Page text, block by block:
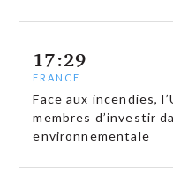
17:29
FRANCE
Face aux incendies,
membres d’investir
environnementale